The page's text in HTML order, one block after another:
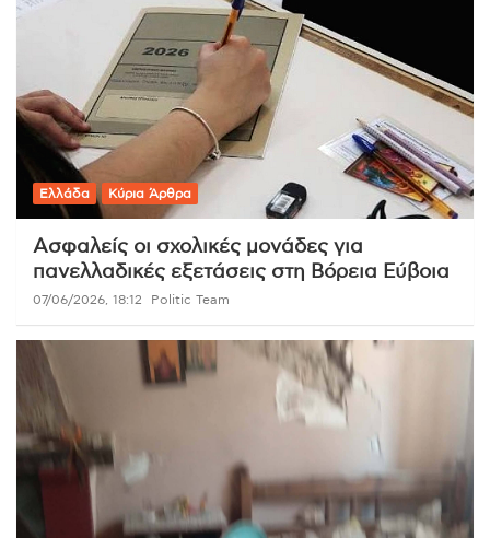
Ελλάδα Κύρια Άρθρα
Ασφαλείς οι σχολικές μονάδες για
πανελλαδικές εξετάσεις στη Βόρεια Εύβοια
07/06/2026, 18:12 Politic Team